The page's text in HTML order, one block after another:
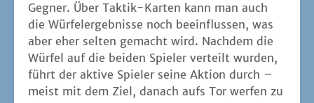
Geg­ner. Über Tak­tik-Kar­ten kann man auch
die Wür­fel­er­geb­nis­se noch beein­flus­sen, was
aber eher sel­ten gemacht wird. Nach­dem die
Wür­fel auf die bei­den Spie­ler ver­teilt wur­den,
führt der akti­ve Spie­ler sei­ne Akti­on durch –
meist mit dem Ziel, danach aufs Tor wer­fen zu